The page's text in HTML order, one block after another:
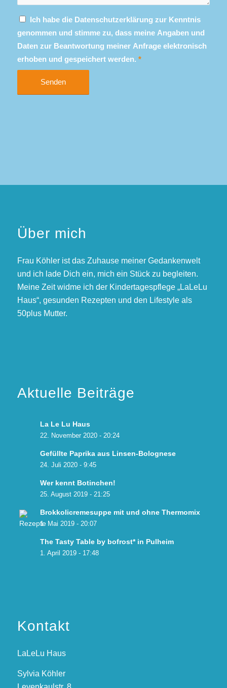
Ich habe die Datenschutzerklärung zur Kenntnis
genommen und stimme zu, dass meine Angaben und
Daten zur Beantwortung meiner Anfrage elektronisch
erhoben und gespeichert werden. *
Über mich
Frau Köhler ist das Zuhause meiner Gedankenwelt
und ich lade Dich ein, mich ein Stück zu begleiten.
Meine Zeit widme ich der Kindertagespflege „LaLeLu
Haus“, gesunden Rezepten und den Lifestyle als
50plus Mutter.
Aktuelle Beiträge
La Le Lu Haus
22. November 2020 - 20:24
Gefüllte Paprika aus Linsen-Bolognese
24. Juli 2020 - 9:45
Wer kennt Botinchen!
25. August 2019 - 21:25
Brokkolicremesuppe mit und ohne Thermomix
1. Mai 2019 - 20:07
The Tasty Table by bofrost* in Pulheim
1. April 2019 - 17:48
Kontakt
LaLeLu Haus
Sylvia Köhler